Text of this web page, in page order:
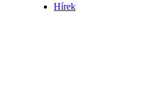
Hírek